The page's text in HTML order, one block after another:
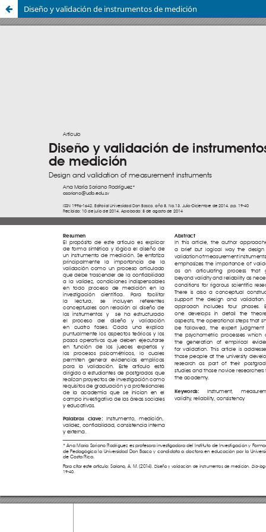
Diseño y validación de instrumentos de medición